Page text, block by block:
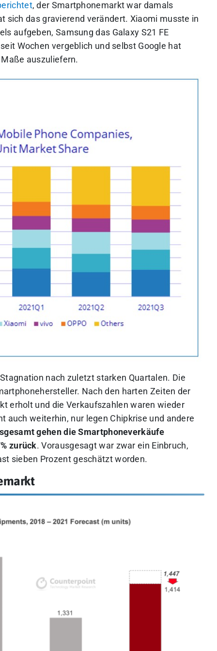
, der Smartphonemarkt war damals
sich das gravierend verändert. Xiaomi musste in
aufgeben, Samsung das Galaxy S21 FE
Wochen vergeblich und selbst Google hat
auszuliefern.
nach zuletzt starken Quartalen. Die
Nach den harten Zeiten der
erholt und die Verkaufszahlen waren wieder
auch weiterhin, nur legen Chipkrise und andere
gehen die Smartphoneverkäufe
zurück. Vorausgesagt war zwar ein Einbruch,
sieben Prozent geschätzt worden.